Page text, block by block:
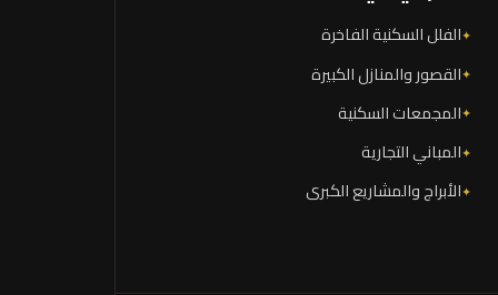
الفلل السكنية الفاخرة
القصور والمنازل الكبيرة
المجمعات السكنية
المباني التجارية
الأبراج والمشاريع الكبرى